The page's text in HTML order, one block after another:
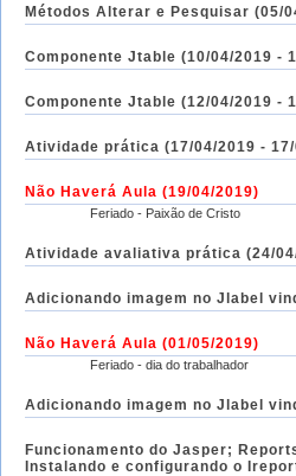
Métodos Alterar e Pesquisar (05/
Componente Jtable (10/04/2019 -
Componente Jtable (12/04/2019 -
Atividade prática (17/04/2019 -
Não Haverá Aula (19/04/2019)
Feriado - Paixão de Cristo
Atividade avaliativa prática (24/
Adicionando imagem no Jlabel
Não Haverá Aula (01/05/2019)
Feriado - dia do trabalhador
Adicionando imagem no Jlabel
Funcionamento do Jasper;
Instalando e configurando o